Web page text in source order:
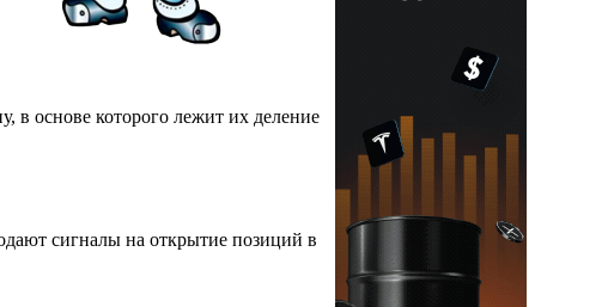
в основе которого лежит их деление
сигналы на открытие позиций в